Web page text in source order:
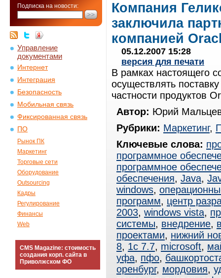
Подписка на новости:
Управление
документами
Интернет
Интеграция
Безопасность
Мобильная связь
Фиксированная связь
ПО
Рынок ПК
Маркетинг
Торговые сети
Оборудование
Outsourcing
Кадры
Регулирование
Финансы
Web
CMS Magazine: стоимость
создания корп. сайта в
Приволжском ФО
Компания
заключила
компанией
05.12.2007 15:28
версия для печати
В рамках настоящего
осуществлять
частности продуктов
Автор: Юрий
Рубрики: Маркетинг,
Ключевые слова:
программное
программное
обеспечения, Java,
windows,
программ, центр
2003, windows vista,
системы, внедрение,
проектами, нижний
8, 1с 7.7, microsoft,
уфа, пфо,
оренбург, мордовия,